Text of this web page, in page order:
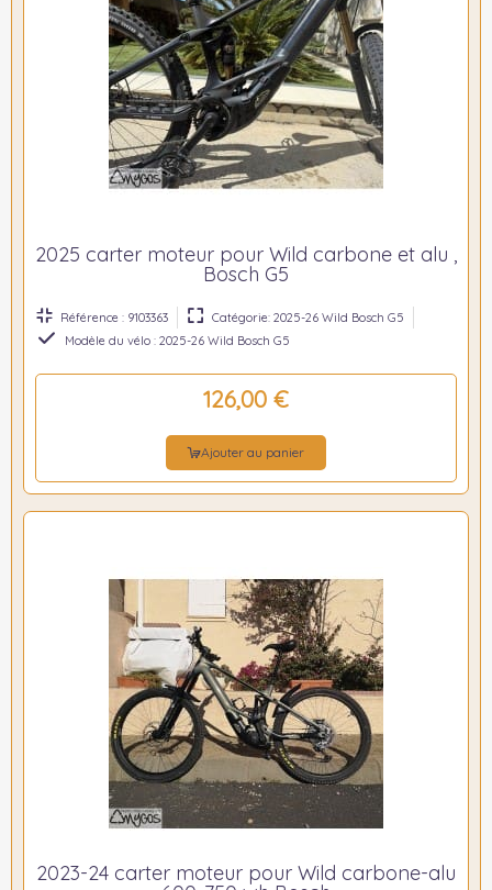
2025 carter moteur pour Wild carbone et alu ,
Bosch G5
Référence : 9103363
Catégorie: 2025-26 Wild Bosch G5
Modèle du vélo : 2025-26 Wild Bosch G5
126,00 €
Ajouter au panier
2023-24 carter moteur pour Wild carbone-alu